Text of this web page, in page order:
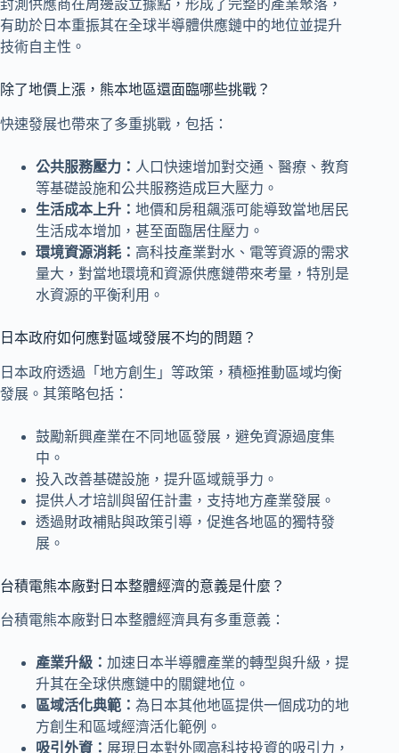
封測供應商在周邊設立據點，形成了完整的產業聚落，
有助於日本重振其在全球半導體供應鏈中的地位並提升
技術自主性。
除了地價上漲，熊本地區還面臨哪些挑戰？
快速發展也帶來了多重挑戰，包括：
公共服務壓力： 人口快速增加對交通、醫療、教育
等基礎設施和公共服務造成巨大壓力。
生活成本上升： 地價和房租飆漲可能導致當地居民
生活成本增加，甚至面臨居住壓力。
環境資源消耗： 高科技產業對水、電等資源的需求
量大，對當地環境和資源供應鏈帶來考量，特別是
水資源的平衡利用。
日本政府如何應對區域發展不均的問題？
日本政府透過「地方創生」等政策，積極推動區域均衡
發展。其策略包括：
鼓勵新興產業在不同地區發展，避免資源過度集
中。
投入改善基礎設施，提升區域競爭力。
提供人才培訓與留任計畫，支持地方產業發展。
透過財政補貼與政策引導，促進各地區的獨特發
展。
台積電熊本廠對日本整體經濟的意義是什麼？
台積電熊本廠對日本整體經濟具有多重意義：
產業升級： 加速日本半導體產業的轉型與升級，提
升其在全球供應鏈中的關鍵地位。
區域活化典範： 為日本其他地區提供一個成功的地
方創生和區域經濟活化範例。
吸引外資： 展現日本對外國高科技投資的吸引力，